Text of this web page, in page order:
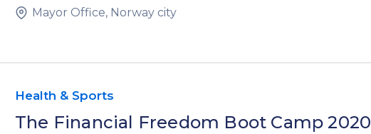
Mayor Office, Norway city
Health & Sports
The Financial Freedom Boot Camp 2020